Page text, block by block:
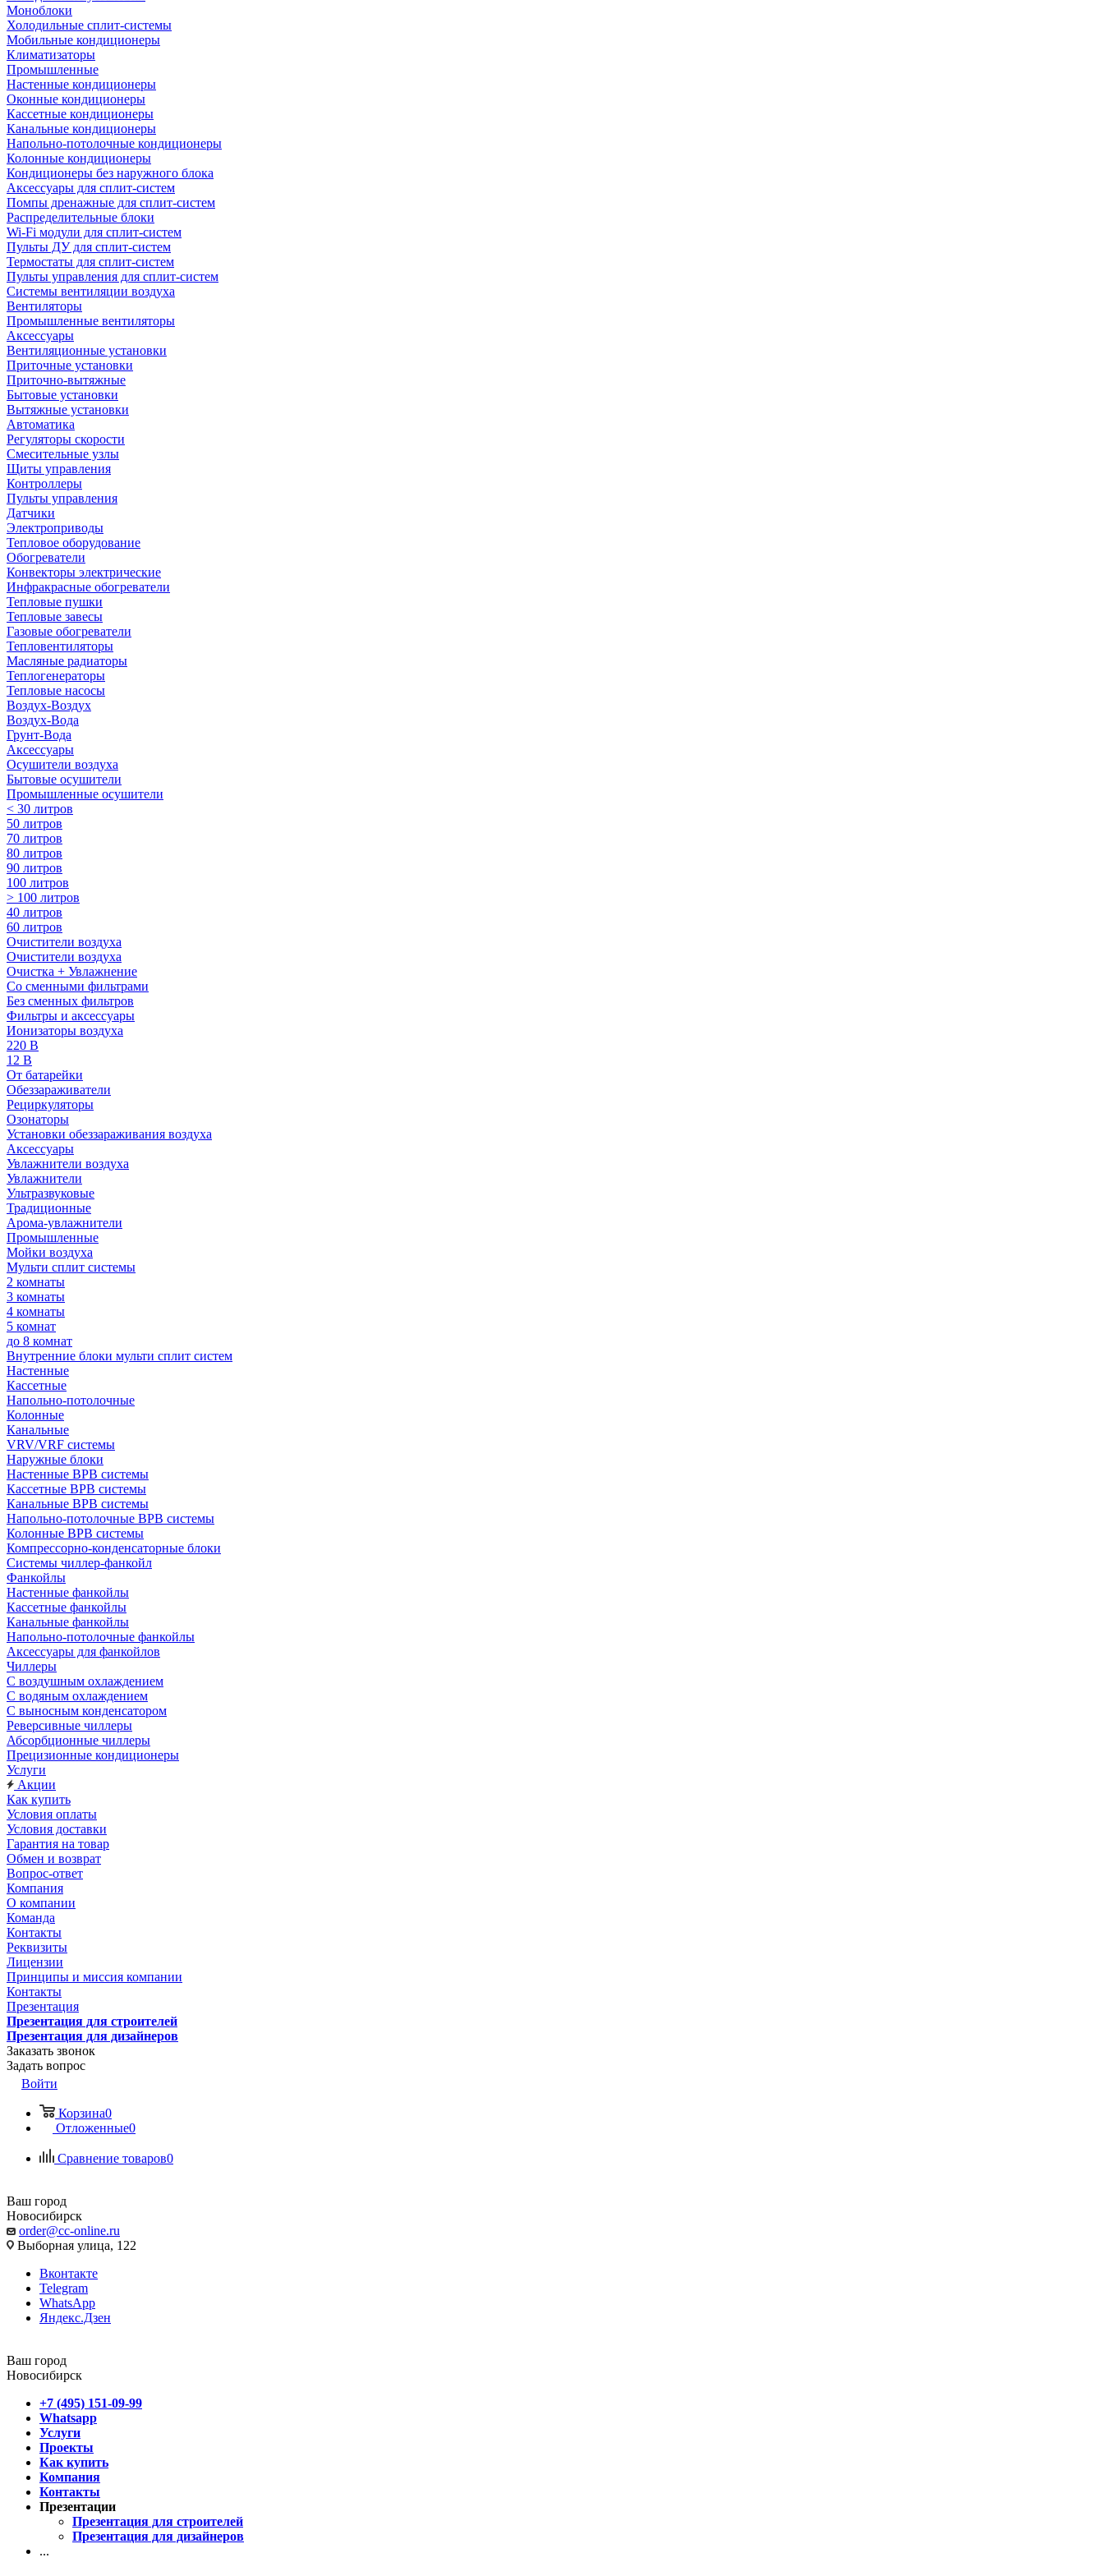
Моноблоки
Холодильные сплит-системы
Мобильные кондиционеры
Климатизаторы
Промышленные
Настенные кондиционеры
Оконные кондиционеры
Кассетные кондиционеры
Канальные кондиционеры
Напольно-потолочные кондиционеры
Колонные кондиционеры
Кондиционеры без наружного блока
Аксессуары для сплит-систем
Помпы дренажные для сплит-систем
Распределительные блоки
Wi-Fi модули для сплит-систем
Пульты ДУ для сплит-систем
Термостаты для сплит-систем
Пульты управления для сплит-систем
Системы вентиляции воздуха
Вентиляторы
Промышленные вентиляторы
Аксессуары
Вентиляционные установки
Приточные установки
Приточно-вытяжные
Бытовые установки
Вытяжные установки
Автоматика
Регуляторы скорости
Смесительные узлы
Щиты управления
Контроллеры
Пульты управления
Датчики
Электроприводы
Тепловое оборудование
Обогреватели
Конвекторы электрические
Инфракрасные обогреватели
Тепловые пушки
Тепловые завесы
Газовые обогреватели
Тепловентиляторы
Масляные радиаторы
Теплогенераторы
Тепловые насосы
Воздух-Воздух
Воздух-Вода
Грунт-Вода
Аксессуары
Осушители воздуха
Бытовые осушители
Промышленные осушители
< 30 литров
50 литров
70 литров
80 литров
90 литров
100 литров
> 100 литров
40 литров
60 литров
Очистители воздуха
Очистители воздуха
Очистка + Увлажнение
Cо сменными фильтрами
Без сменных фильтров
Фильтры и аксессуары
Ионизаторы воздуха
220 В
12 В
От батарейки
Обеззараживатели
Рециркуляторы
Озонаторы
Установки обеззараживания воздуха
Аксессуары
Увлажнители воздуха
Увлажнители
Ультразвуковые
Традиционные
Арома-увлажнители
Промышленные
Мойки воздуха
Мульти сплит системы
2 комнаты
3 комнаты
4 комнаты
5 комнат
до 8 комнат
Внутренние блоки мульти сплит систем
Настенные
Кассетные
Напольно-потолочные
Колонные
Канальные
VRV/VRF системы
Наружные блоки
Настенные ВРВ системы
Кассетные ВРВ системы
Канальные ВРВ системы
Напольно-потолочные ВРВ системы
Колонные ВРВ системы
Компрессорно-конденсаторные блоки
Системы чиллер-фанкойл
Фанкойлы
Настенные фанкойлы
Кассетные фанкойлы
Канальные фанкойлы
Напольно-потолочные фанкойлы
Аксессуары для фанкойлов
Чиллеры
С воздушным охлаждением
С водяным охлаждением
С выносным конденсатором
Реверсивные чиллеры
Абсорбционные чиллеры
Прецизионные кондиционеры
Услуги
Акции
Как купить
Условия оплаты
Условия доставки
Гарантия на товар
Обмен и возврат
Вопрос-ответ
Компания
О компании
Команда
Контакты
Реквизиты
Лицензии
Принципы и миссия компании
Контакты
Презентация
Презентация для строителей
Презентация для дизайнеров
Заказать звонок
Задать вопрос
Войти
Корзина0
Отложенные0
Сравнение товаров0
Ваш город
Новосибирск
order@cc-online.ru
Выборная улица, 122
Вконтакте
Telegram
WhatsApp
Яндекс.Дзен
Ваш город
Новосибирск
+7 (495) 151-09-99
Whatsapp
Услуги
Проекты
Как купить
Компания
Контакты
Презентации
Презентация для строителей
Презентация для дизайнеров
...